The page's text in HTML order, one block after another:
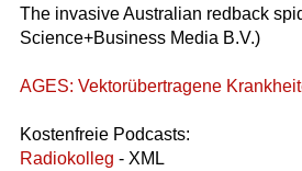
The invasive Australian redback
Science+Business Media B.V.)
AGES: Vektorübertragene
Kostenfreie Podcasts:
Radiokolleg - XML